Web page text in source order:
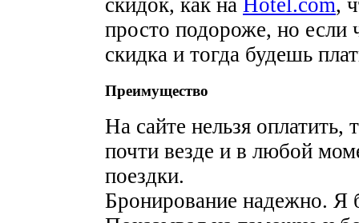
просто подороже, но если
скидка и тогда будешь
Преимущество
На сайте нельзя оплатить,
почти везде и в любой
поездки.
Бронирование надежно. Я